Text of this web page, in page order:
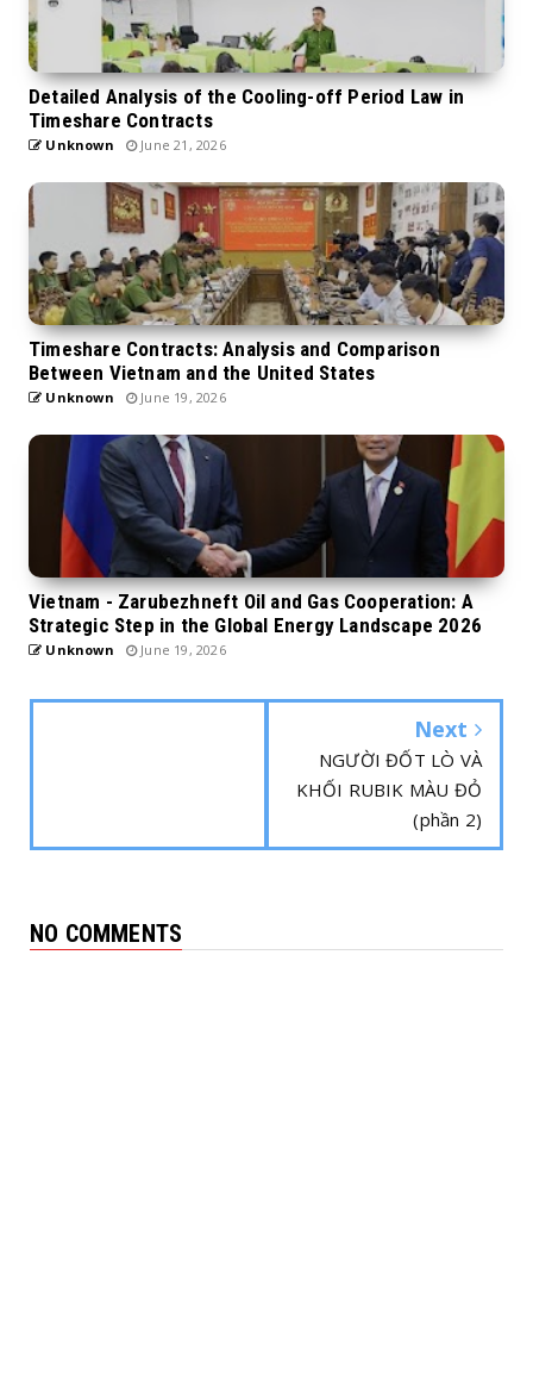
Detailed Analysis of the Cooling-off Period Law in
Timeshare Contracts
Unknown June 21, 2026
Timeshare Contracts: Analysis and Comparison
Between Vietnam and the United States
Unknown June 19, 2026
Vietnam - Zarubezhneft Oil and Gas Cooperation: A
Strategic Step in the Global Energy Landscape 2026
Unknown June 19, 2026
Next
NGƯỜI ĐỐT LÒ VÀ
KHỐI RUBIK MÀU ĐỎ
(phần 2)
NO COMMENTS